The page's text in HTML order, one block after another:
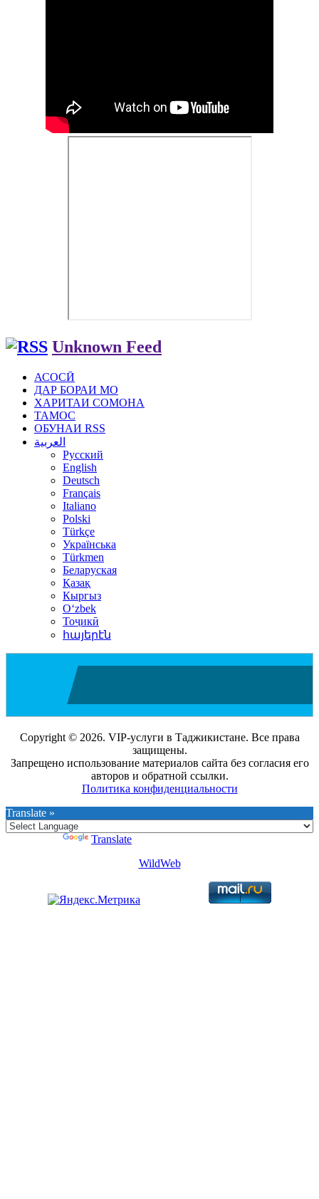
Unknown Feed
АСОСӢ
ДАР БОРАИ МО
ХАРИТАИ СОМОНА
ТАМОС
ОБУНАИ RSS
العربية
Русский
English
Deutsch
Français
Italiano
Polski
Türkçe
Українська
Türkmen
Беларуская
Қазақ
Кыргыз
Oʻzbek
Тоҷикӣ
հայերէն
Copyright © 2026. VIP-услуги в Таджикистане. Все права
защищены.
Запрещено использование материалов сайта без согласия его
авторов и обратной ссылки.
Политика конфиденциальности
Translate »
Translate
WildWeb